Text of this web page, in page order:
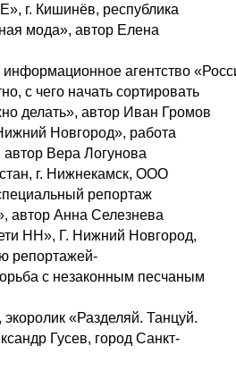
г. Кишинёв, республика
мода», автор Елена
агентство
с чего начать сортировать
делать», автор Иван Громов
Новгород», работа
Вера Логунова
г. Нижнекамск, ООО
репортаж
автор Анна Селезнева
НН», Г. Нижний Новгород,
репортажей-
с незаконным песчаным
«Разделяй. Танцуй.
Гусев, город Санкт-